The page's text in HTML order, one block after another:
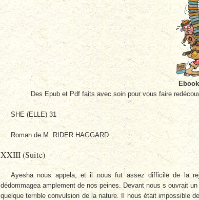
Des Epub et Pdf faits avec soin pour vous faire
SHE (ELLE) 31
Roman de M. RIDER HAGGARD
XXIII (Suite)
Ayesha nous appela, et il nous fut assez difficile de la
dédommagea amplement de nos peines. Devant nous s ouvrait
quelque terrible convulsion de la nature. Il nous était impossible